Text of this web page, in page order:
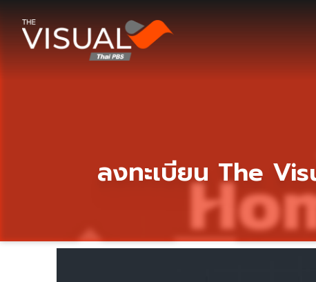
ข้ามไปยังเนื้อหา
ลงทะเบียน The